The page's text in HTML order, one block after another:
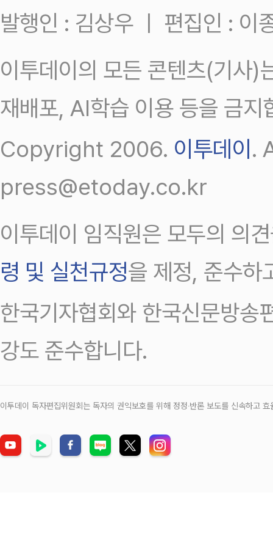
발행인 : 김상우 ㅣ 편집인 : 이
이투데이의 모든 콘텐츠(기사)
재배포, AI학습 이용 등을 금지
Copyright 2006. 이투데이 .
press@etoday.co.kr
이투데이 임직원은 모두의 의
령 및 실천규정을 제정, 준수하
한국기자협회와 한국신문방송
강도 준수합니다.
이투데이 독자편집위원회는 독자의 권익보호를 위해 정정‧반론 보도를 신속하고